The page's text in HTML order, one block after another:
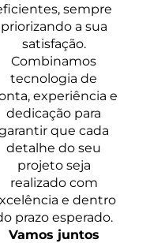
sempre
priorizando a sua
satisfação.
Combinamos
tecnologia de
experiência e
dedicação para
que cada
detalhe do seu
projeto seja
realizado com
e dentro
prazo esperado.
Vamos juntos